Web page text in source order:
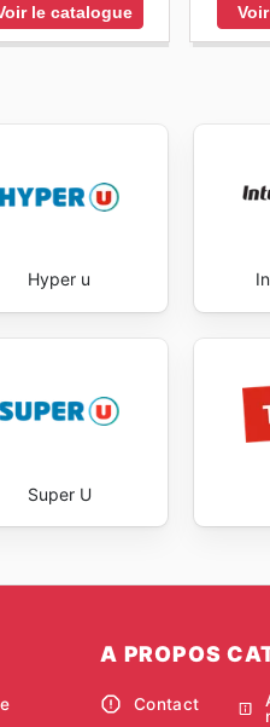
le catalogue
Hyper u
Super U
A PROPOS
Contact